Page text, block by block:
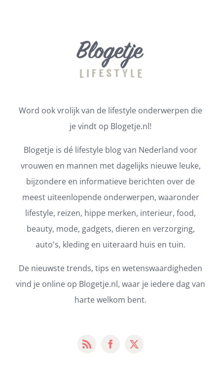
Word ook vrolijk van de lifestyle onderwerpen die
je vindt op Blogetje.nl!
Blogetje is dé lifestyle blog van Nederland voor
vrouwen en mannen met dagelijks nieuwe leuke,
bijzondere en informatieve berichten over de
meest uiteenlopende onderwerpen, waaronder
lifestyle, reizen, hippe merken, interieur, food,
beauty, mode, gadgets, dieren en verzorging,
auto's, kleding en uiteraard huis en tuin.
De nieuwste trends, tips en wetenswaardigheden
vind je online op Blogetje.nl, waar je iedere dag van
harte welkom bent.